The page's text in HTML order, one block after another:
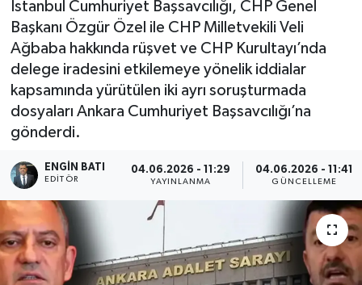
İstanbul Cumhuriyet Başsavcılığı, CHP Genel
Başkanı Özgür Özel ile CHP Milletvekili Veli
Ağbaba hakkında rüşvet ve CHP Kurultayı’nda
delege iradesini etkilemeye yönelik iddialar
kapsamında yürütülen iki ayrı soruşturmada
dosyaları Ankara Cumhuriyet Başsavcılığı’na
gönderdi.
ENGIN BATI
EDITÖR
04.06.2026 - 11:29
YAYINLANMA
04.06.2026 - 11:41
GÜNCELLEME